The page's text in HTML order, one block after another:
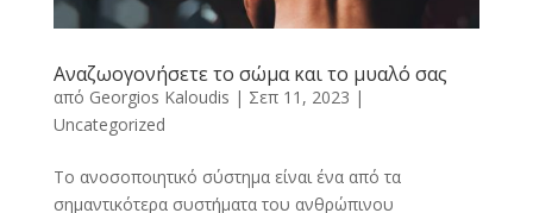
Αναζωογονήσετε το σώμα και το μυαλό σας
από Georgios Kaloudis | Σεπ 11, 2023 |
Uncategorized
Το ανοσοποιητικό σύστημα είναι ένα από τα
σημαντικότερα συστήματα του ανθρώπινου